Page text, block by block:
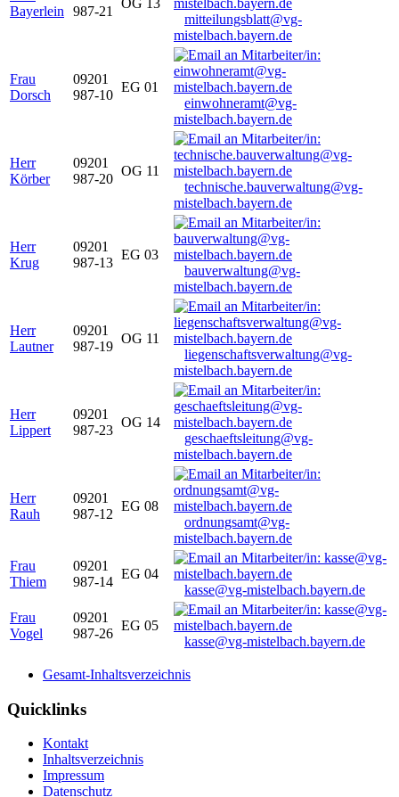
Bayerlein
987-21
mitteilungsblatt@vg-
mistelbach.bayern.de
Frau
Dorsch
09201
987-10
EG 01
einwohneramt@vg-
mistelbach.bayern.de
Herr
Körber
09201
987-20
OG 11
technische.bauverwaltung@vg-
mistelbach.bayern.de
Herr
Krug
09201
987-13
EG 03
bauverwaltung@vg-
mistelbach.bayern.de
Herr
Lautner
09201
987-19
OG 11
liegenschaftsverwaltung@vg-
mistelbach.bayern.de
Herr
Lippert
09201
987-23
OG 14
geschaeftsleitung@vg-
mistelbach.bayern.de
Herr
Rauh
09201
987-12
EG 08
ordnungsamt@vg-
mistelbach.bayern.de
Frau
Thiem
09201
987-14
EG 04
kasse@vg-mistelbach.bayern.de
Frau
Vogel
09201
987-26
EG 05
kasse@vg-mistelbach.bayern.de
Gesamt-Inhaltsverzeichnis
Quicklinks
Kontakt
Inhaltsverzeichnis
Impressum
Datenschutz